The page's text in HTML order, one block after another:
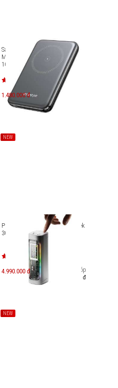
Sạc dự phòng Innostyle
MagSlim Boost Premium Qi2
10000 mAh (chứng chỉ CCC)
MSB10K
1.480.000 đ
NEW
Pin dự phòng SHARGE Shargeek
300 24.000mAh
4.990.000 đ
Trả góp
861.000 đ
NEW